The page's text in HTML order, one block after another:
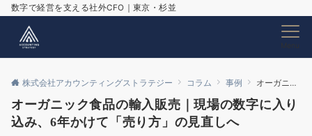
数字で経営を支える社外CFO｜東京・杉並
Menu
株式会社アカウンティングストラテジー コラム 事例 オーガニック食品の輸入販売｜現場の数字に入り込み、6年かけて「売り方」の見直しへ
オーガニック食品の輸入販売｜現場の数字に入り
込み、6年かけて「売り方」の見直しへ